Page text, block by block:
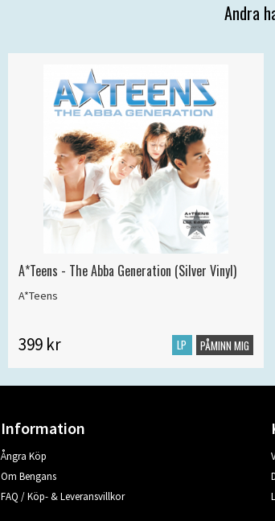
Andra
A*Teens - The Abba Generation (Silver Vinyl)
A*Teens
399 kr LP PÅMINN MIG
Information
Ångra Köp
Om Bengans
FAQ / Köp- & Leveransvillkor